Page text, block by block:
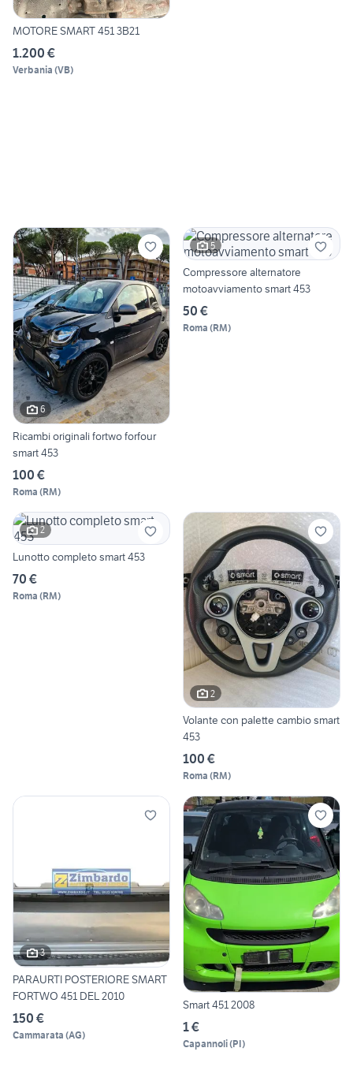
MOTORE SMART 451 3B21
1.200 €
Verbania (VB)
6
Ricambi originali fortwo forfour
smart 453
100 €
Roma (RM)
5
Compressore alternatore
motoavviamento smart 453
50 €
Roma (RM)
2
Lunotto completo smart 453
70 €
Roma (RM)
2
Volante con palette cambio smart
453
100 €
Roma (RM)
3
PARAURTI POSTERIORE SMART
FORTWO 451 DEL 2010
150 €
Cammarata (AG)
Smart 451 2008
1 €
Capannoli(PI)